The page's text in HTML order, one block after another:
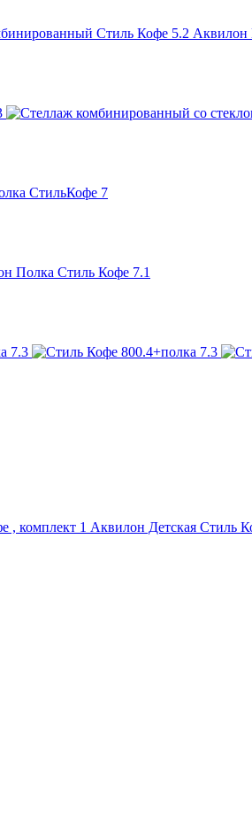
Аквилон
СтильКофе 7
Полка Стиль Кофе 7.1
Аквилон Детская Стиль